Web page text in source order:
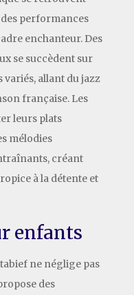
performances
enchanteur. Des
se succèdent sur
allant du jazz
française. Les
leurs plats
mélodies
créant
à la détente et
enfants
ne néglige pas
des